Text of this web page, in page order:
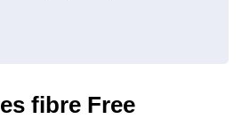
fibre Free